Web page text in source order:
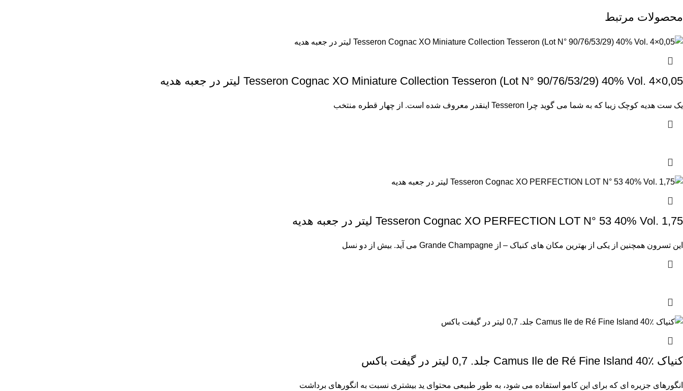
محصولات مرتبط
Tesseron Cognac XO Miniature Collection Tesseron (Lot N° 90/76/53/29) 40% Vol. 4×0,05 لیتر در جعبه هدیه
یک ست هدیه کوچک زیبا که به شما می گوید چرا Tesseron اینقدر معروف شده است. از چهار قطره منتخب
Tesseron Cognac XO PERFECTION LOT N° 53 40% Vol. 1,75 لیتر در جعبه هدیه
این تسرون همچنین از یکی از بهترین مکان های کنیاک – از Grande Champagne می آید. بیش از دو نسل
کنیاک Camus Ile de Ré Fine Island 40٪ جلد. 0,7 لیتر در گیفت باکس
انگورهای جزیره ای که برای این کامو استفاده می شود، به طور طبیعی محتوای ید بیشتری نسبت به انگورهای برداشت